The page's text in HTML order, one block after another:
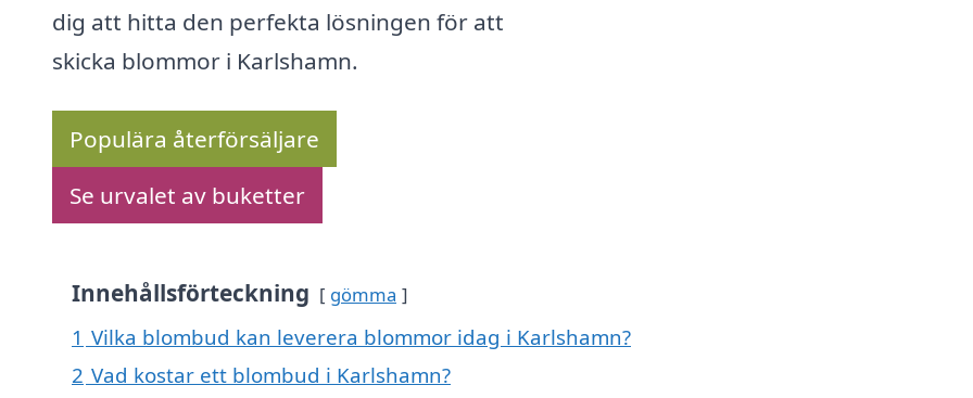
dig att hitta den perfekta lösningen för att
skicka blommor i Karlshamn.
Populära återförsäljare
Se urvalet av buketter
Innehållsförteckning gömma
1 Vilka blombud kan leverera blommor idag i Karlshamn?
2 Vad kostar ett blombud i Karlshamn?